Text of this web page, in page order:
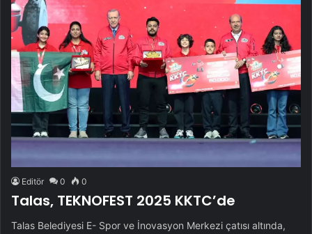
Editör 0 0
Talas, TEKNOFEST 2025 KKTC’de
Talas Belediyesi E- Spor ve İnovasyon Merkezi çatısı altında,